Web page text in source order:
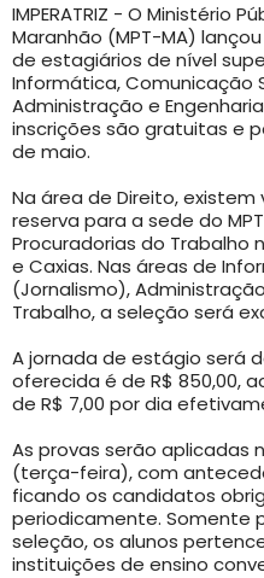
IMPERATRIZ - O Ministério
Maranhão (MPT-MA)
de estagiários de nível
Informática, Comunicação
Administração e
inscrições são gratuitas e
de maio.
Na área de Direito,
reserva para a sede do
Procuradorias do Trabalho
e Caxias. Nas áreas de
(Jornalismo),
Trabalho, a seleção será
A jornada de estágio será
oferecida é de R$ 850,00,
de R$ 7,00 por dia
As provas serão aplicadas
(terça-feira), com
ficando os candidatos
periodicamente. Somente
seleção, os alunos
instituições de ensino